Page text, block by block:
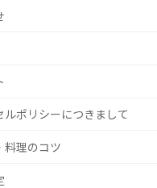
ルポリシーにつきまして
料理のコツ